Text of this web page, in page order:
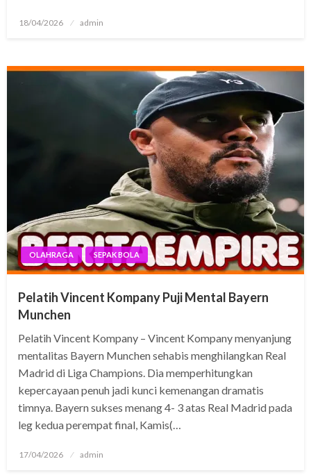
Posted
18/04/2026 admin
OLAHRAGA SEPAK BOLA
Pelatih Vincent Kompany Puji Mental Bayern
Munchen
Pelatih Vincent Kompany – Vincent Kompany menyanjung
mentalitas Bayern Munchen sehabis menghilangkan Real
Madrid di Liga Champions. Dia memperhitungkan
kepercayaan penuh jadi kunci kemenangan dramatis
timnya. Bayern sukses menang 4- 3 atas Real Madrid pada
leg kedua perempat final, Kamis(…
Posted
17/04/2026 admin